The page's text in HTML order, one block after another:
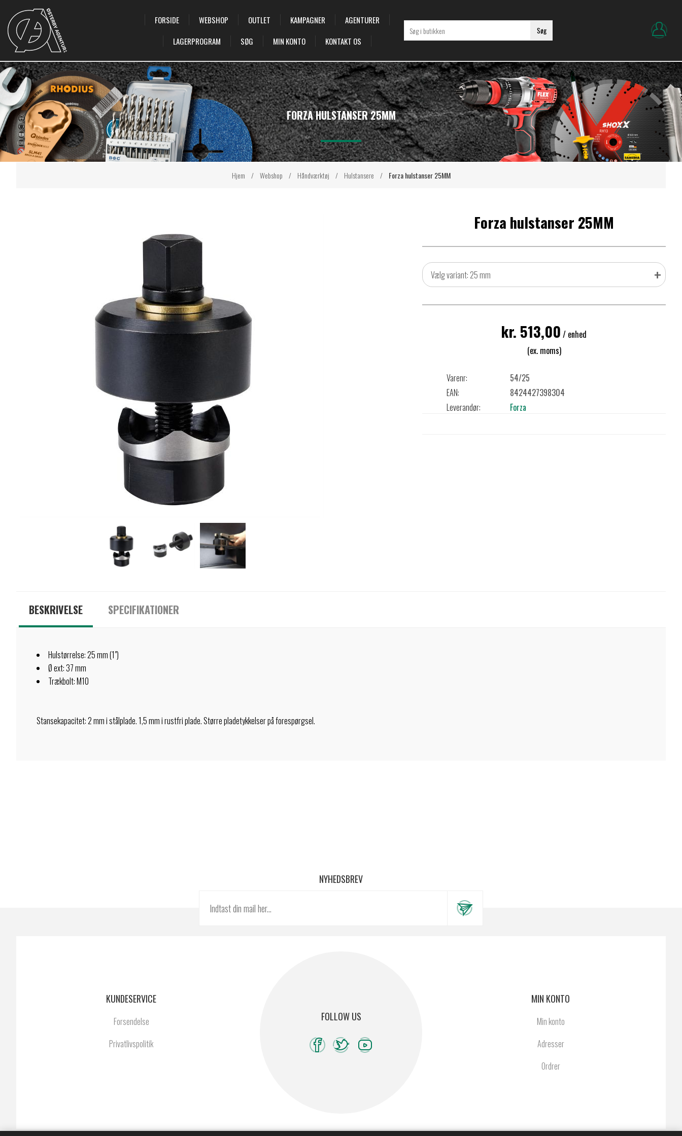
FORSIDE WEBSHOP OUTLET KAMPAGNER
AGENTURER
LAGERPROGRAM
SØG MIN KONTO KONTAKT OS
Søg
Hjem / Webshop / Håndværktøj / Hulstansere / Forza hulstanser 25MM
FORZA HULSTANSER 25MM
Forza hulstanser 25MM
Vælg variant: 25 mm +
kr. 513,00 / enhed
(ex. moms)
Varenr:
54/25
EAN:
8424427398304
Leverandør:
Forza
BESKRIVELSE SPECIFIKATIONER
Hulstørrelse: 25 mm (1")
Ø ext: 37 mm
Trækbolt: M10
Stansekapacitet: 2 mm i stålplade. 1,5 mm i rustfri plade. Større pladetykkelser på forespørgsel.
NYHEDSBREV
FOLLOW US
KUNDESERVICE
Forsendelse
Privatlivspolitik
MIN KONTO
Min konto
Adresser
Ordrer